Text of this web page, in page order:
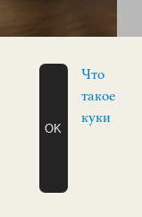
0+
OK
Что
такое
куки